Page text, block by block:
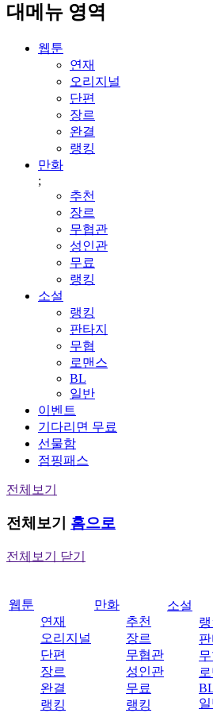
대메뉴 영역
웹툰
연재
오리지널
단편
장르
완결
랭킹
만화
;
추천
장르
무협관
성인관
무료
랭킹
소설
랭킹
판타지
무협
로맨스
BL
일반
이벤트
기다리면 무료
선물함
점핑패스
전체보기
전체보기 홈으로
전체보기 닫기
웹툰
연재
오리지널
단편
장르
완결
랭킹
만화
추천
장르
무협관
성인관
무료
랭킹
소설
판